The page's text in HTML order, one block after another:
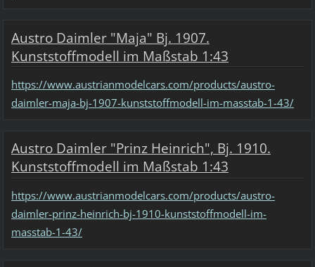
Austro Daimler "Maja" Bj. 1907.
Kunststoffmodell im Maßstab 1:43
https://www.austrianmodelcars.com/products/austro-
daimler-maja-bj-1907-kunststoffmodell-im-masstab-1-43/
Austro Daimler "Prinz Heinrich", Bj. 1910.
Kunststoffmodell im Maßstab 1:43
https://www.austrianmodelcars.com/products/austro-
daimler-prinz-heinrich-bj-1910-kunststoffmodell-im-
masstab-1-43/